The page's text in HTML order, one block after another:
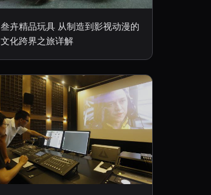
叁卉精品玩具 从制造到影视动漫的
文化跨界之旅详解